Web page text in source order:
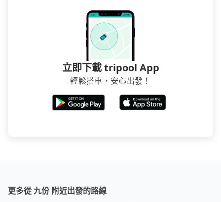
立即下載 tripool App
輕鬆搭車，安心出發！
更多從 九份 附近出發的路線